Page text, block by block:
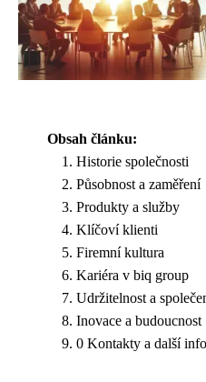
Obsah článku:
Historie společnosti
Působnost a zaměření
Produkty a služby
Klíčoví klienti
Firemní kultura
Kariéra v biq group
Udržitelnost a
Inovace a budoucnost
0 Kontakty a další